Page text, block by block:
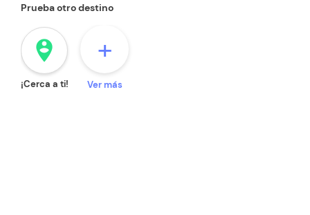
Prueba otro destino
person_pin_circle
¡Cerca a ti!
+
Ver más